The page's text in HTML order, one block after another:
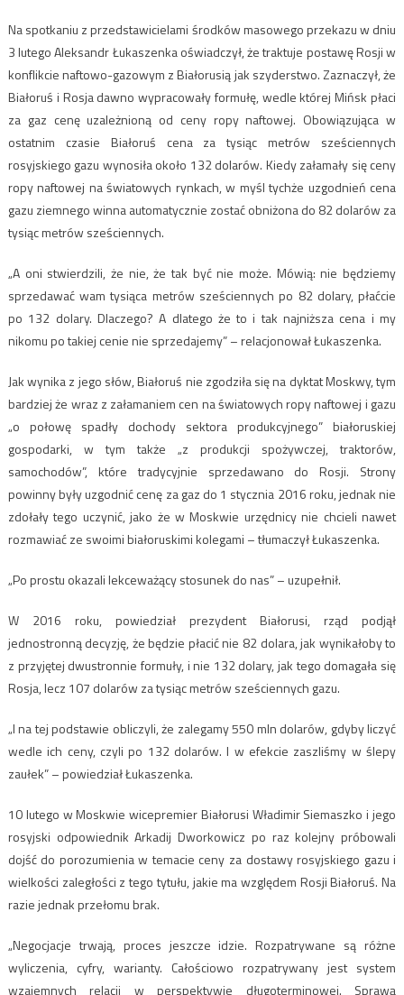
Na spotkaniu z przedstawicielami środków masowego przekazu w dniu
3 lutego Aleksandr Łukaszenka oświadczył, że traktuje postawę Rosji w
konflikcie naftowo-gazowym z Białorusią jak szyderstwo. Zaznaczył, że
Białoruś i Rosja dawno wypracowały formułę, wedle której Mińsk płaci
za gaz cenę uzależnioną od ceny ropy naftowej. Obowiązująca w
ostatnim czasie Białoruś cena za tysiąc metrów sześciennych
rosyjskiego gazu wynosiła około 132 dolarów. Kiedy załamały się ceny
ropy naftowej na światowych rynkach, w myśl tychże uzgodnień cena
gazu ziemnego winna automatycznie zostać obniżona do 82 dolarów za
tysiąc metrów sześciennych.
„A oni stwierdzili, że nie, że tak być nie może. Mówią: nie będziemy
sprzedawać wam tysiąca metrów sześciennych po 82 dolary, płaćcie
po 132 dolary. Dlaczego? A dlatego że to i tak najniższa cena i my
nikomu po takiej cenie nie sprzedajemy” – relacjonował Łukaszenka.
Jak wynika z jego słów, Białoruś nie zgodziła się na dyktat Moskwy, tym
bardziej że wraz z załamaniem cen na światowych ropy naftowej i gazu
„o połowę spadły dochody sektora produkcyjnego” białoruskiej
gospodarki, w tym także „z produkcji spożywczej, traktorów,
samochodów”, które tradycyjnie sprzedawano do Rosji. Strony
powinny były uzgodnić cenę za gaz do 1 stycznia 2016 roku, jednak nie
zdołały tego uczynić, jako że w Moskwie urzędnicy nie chcieli nawet
rozmawiać ze swoimi białoruskimi kolegami – tłumaczył Łukaszenka.
„Po prostu okazali lekceważący stosunek do nas” – uzupełnił.
W 2016 roku, powiedział prezydent Białorusi, rząd podjął
jednostronną decyzję, że będzie płacić nie 82 dolara, jak wynikałoby to
z przyjętej dwustronnie formuły, i nie 132 dolary, jak tego domagała się
Rosja, lecz 107 dolarów za tysiąc metrów sześciennych gazu.
„I na tej podstawie obliczyli, że zalegamy 550 mln dolarów, gdyby liczyć
wedle ich ceny, czyli po 132 dolarów. I w efekcie zaszliśmy w ślepy
zaułek” – powiedział Łukaszenka.
10 lutego w Moskwie wicepremier Białorusi Władimir Siemaszko i jego
rosyjski odpowiednik Arkadij Dworkowicz po raz kolejny próbowali
dojść do porozumienia w temacie ceny za dostawy rosyjskiego gazu i
wielkości zaległości z tego tytułu, jakie ma względem Rosji Białoruś. Na
razie jednak przełomu brak.
„Negocjacje trwają, proces jeszcze idzie. Rozpatrywane są różne
wyliczenia, cyfry, warianty. Całościowo rozpatrywany jest system
wzajemnych relacji w perspektywie długoterminowej. Sprawą